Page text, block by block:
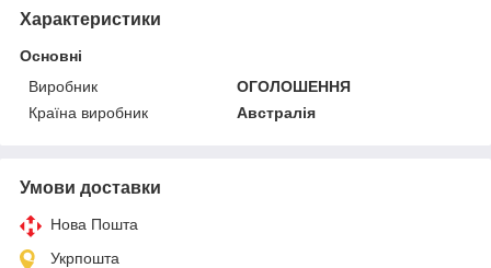
Характеристики
Основні
Виробник
ОГОЛОШЕННЯ
Країна виробник
Австралія
Умови доставки
Нова Пошта
Укрпошта